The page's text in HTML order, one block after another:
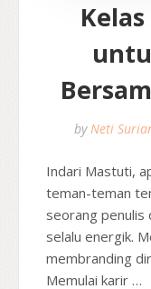
by Neti
Indari Mastuti,
teman-teman
seorang penulis
selalu energik.
membranding
Memulai karir …